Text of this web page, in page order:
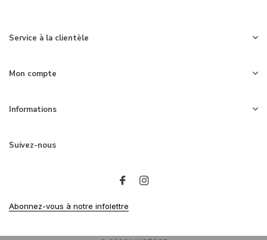
Service à la clientèle
Mon compte
Informations
Suivez-nous
Abonnez-vous à notre infolettre